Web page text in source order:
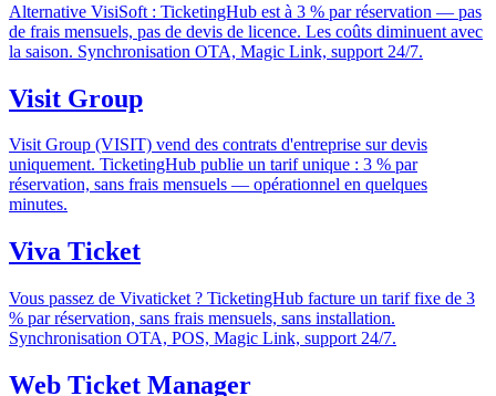
Alternative VisiSoft : TicketingHub est à 3 % par réservation — pas
de frais mensuels, pas de devis de licence. Les coûts diminuent avec
la saison. Synchronisation OTA, Magic Link, support 24/7.
Visit Group
Visit Group (VISIT) vend des contrats d'entreprise sur devis
uniquement. TicketingHub publie un tarif unique : 3 % par
réservation, sans frais mensuels — opérationnel en quelques
minutes.
Viva Ticket
Vous passez de Vivaticket ? TicketingHub facture un tarif fixe de 3
% par réservation, sans frais mensuels, sans installation.
Synchronisation OTA, POS, Magic Link, support 24/7.
Web Ticket Manager